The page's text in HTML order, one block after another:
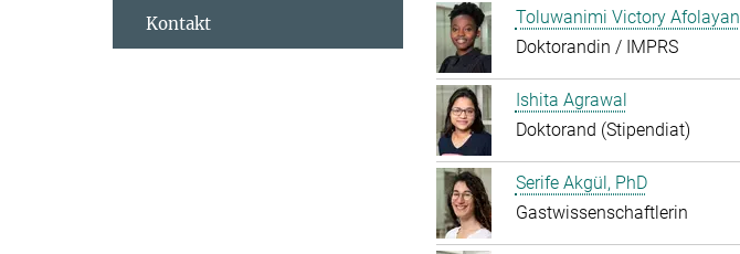
Toluwanimi Victory Afolayan
Doktorandin / IMPRS
Ishita Agrawal
Doktorand (Stipendiat)
Serife Akgül, PhD
Gastwissenschaftlerin
Kontakt